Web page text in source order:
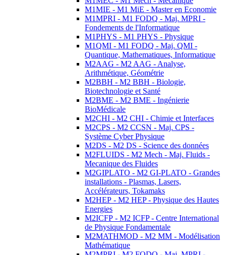
M1MIE - M1 MiE - Master en Economie
M1MPRI - M1 FODQ - Maj. MPRI -
Fondements de l'Informatique
M1PHYS - M1 PHYS - Physique
M1QMI - M1 FODQ - Maj. QMI -
Quantique, Mathematiques, Informatique
M2AAG - M2 AAG - Analyse,
Arithmétique, Géométrie
M2BBH - M2 BBH - Biologie,
Biotechnologie et Santé
M2BME - M2 BME - Ingénierie
BioMédicale
M2CHI - M2 CHI - Chimie et Interfaces
M2CPS - M2 CCSN - Maj. CPS -
Système Cyber Physique
M2DS - M2 DS - Science des données
M2FLUIDS - M2 Mech - Maj. Fluids -
Mecanique des Fluides
M2GIPLATO - M2 GI-PLATO - Grandes
installations - Plasmas, Lasers,
Accélérateurs, Tokamaks
M2HEP - M2 HEP - Physique des Hautes
Energies
M2ICFP - M2 ICFP - Centre International
de Physique Fondamentale
M2MATHMOD - M2 MM - Modélisation
Mathématique